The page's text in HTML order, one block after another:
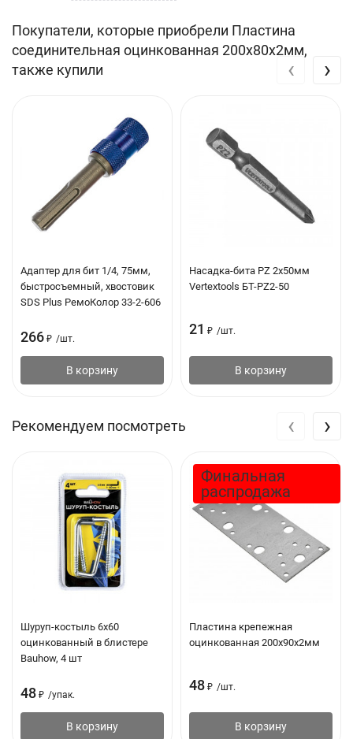
Покупатели, которые приобрели Пластина
соединительная оцинкованная 200х80х2мм,
также купили
Адаптер для бит 1/4, 75мм,
быстросъемный, хвостовик
SDS Plus РемоКолор 33-2-606
266 ₽ /шт.
В корзину
Насадка-бита PZ 2х50мм
Vertextools БТ-PZ2-50
21 ₽ /шт.
В корзину
‹ ›
Рекомендуем посмотреть
Шуруп-костыль 6х60
оцинкованный в блистере
Bauhow, 4 шт
48 ₽ /упак.
В корзину
Финальная
распродажа
Пластина крепежная
оцинкованная 200х90х2мм
48 ₽ /шт.
В корзину
‹ ›